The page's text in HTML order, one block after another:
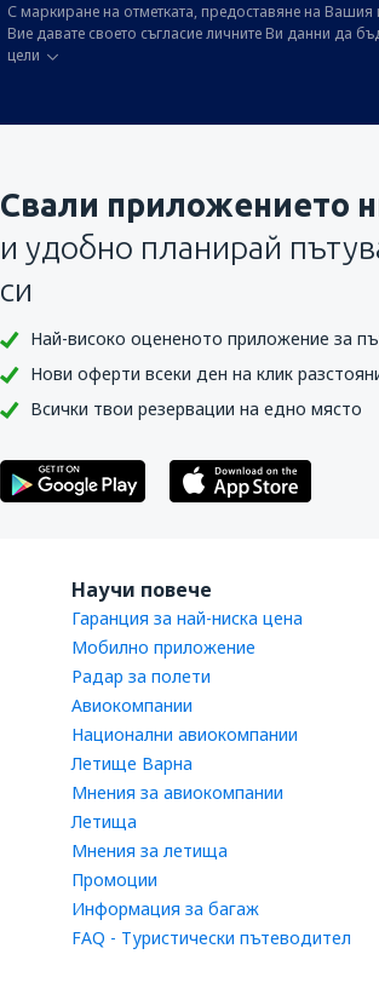
С маркиране на отметката, предоставяне на
Вие давате своето съгласие личните Ви данни да
цели
Свали приложението
и удобно планирай
си
Най-високо оцененото приложение за
Нови оферти всеки ден на клик
Всички твои резервации на едно място
Научи повече
Гаранция за най-ниска цена
Мобилно приложение
Радар за полети
Авиокомпании
Национални авиокомпании
Летище Варна
Мнения за авиокомпании
Летища
Мнения за летища
Промоции
Информация за багаж
FAQ - Туристически пътеводител